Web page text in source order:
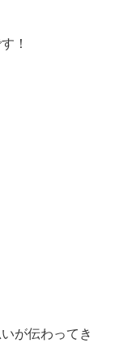
！
が伝わってき